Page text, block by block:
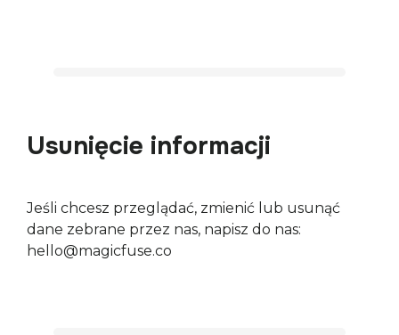
Usunięcie informacji
Jeśli chcesz przeglądać, zmienić lub usunąć
dane zebrane przez nas, napisz do nas:
hello@magicfuse.co